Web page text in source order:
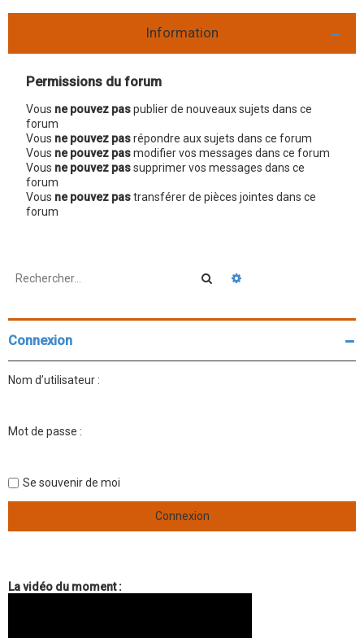
Information
Permissions du forum
Vous ne pouvez paspublier de nouveaux sujets dans ce
forum
Vous ne pouvez pasrépondre aux sujets dans ce forum
Vous ne pouvez pasmodifier vos messages dans ce forum
Vous ne pouvez passupprimer vos messages dans ce
forum
Vous ne pouvez pastransférer de pièces jointes dans ce
forum
Rechercher
Connexion
Nom d’utilisateur :
Mot de passe :
Se souvenir de moi
La vidéo du moment :